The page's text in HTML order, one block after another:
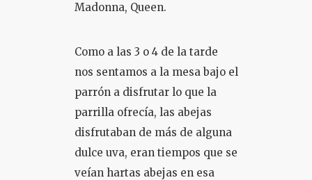
Madonna, Queen.
Como a las 3 o 4 de la tarde
nos sentamos a la mesa bajo el
parrón a disfrutar lo que la
parrilla ofrecía, las abejas
disfrutaban de más de alguna
dulce uva, eran tiempos que se
veían hartas abejas en esa